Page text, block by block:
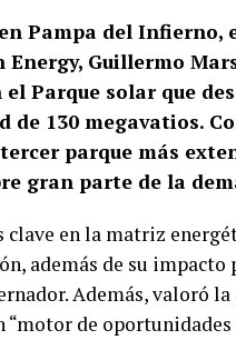
Pampa del
Energy, Guillermo
Parque solar que
de 130 megavatios.
parque más
gran parte de la
clave en la matriz
además de su
Además, valoró
“motor de